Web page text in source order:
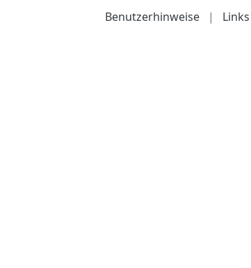
Benutzerhinweise | Links